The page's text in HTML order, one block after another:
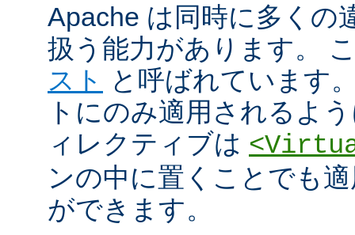
Apache は同時に多くの
扱う能力があります。
スト
と呼ばれています
トにのみ適用されるよ
ィレクティブは
ンの中に置くことでも
ができます。